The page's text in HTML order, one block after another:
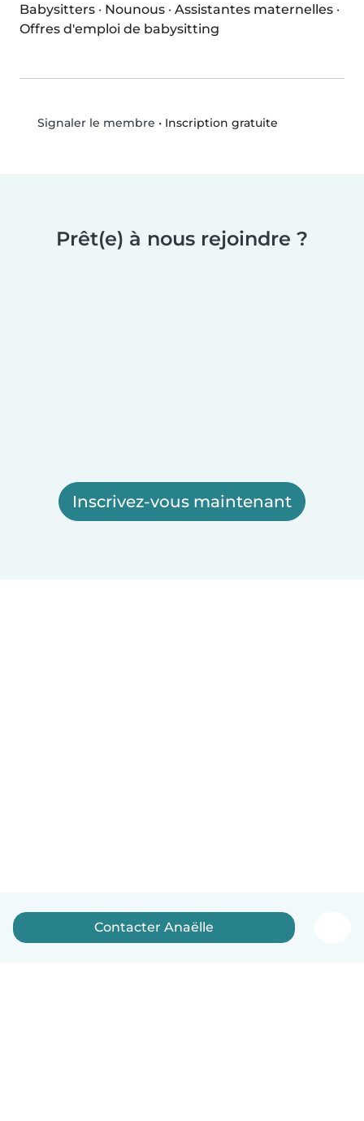
Babysitters · Nounous · Assistantes maternelles ·
Offres d'emploi de babysitting
Signaler le membre • Inscription gratuite
Prêt(e) à nous rejoindre ?
Inscrivez-vous maintenant
Contacter Anaëlle